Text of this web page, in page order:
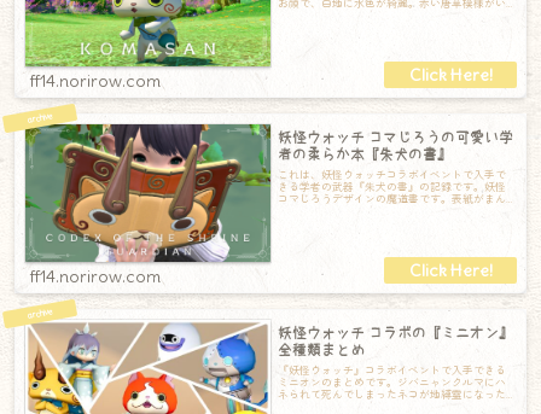
お顔で、白地に水色が綺麗。赤い唐草模様がい
いアクセントになっています。緑の唐草模様の
ff14.norirow.com
妖怪ウォッチ コマじろうの可愛い学
者の柔らか本『朱犬の書』
これは、妖怪ウォッチコラボイベントで入手で
きる学者の武器『朱犬の書』の記録です。妖怪
コマじろうデザインの魔道書です。表紙がまん
まコマじろうで本当に可愛らしい♪よく見ると
ff14.norirow.com
妖怪ウォッチ コラボの『ミニオン』
全種類まとめ
『妖怪ウォッチ』コラボイベントで入手できる
ミニオンのまとめです。ジバニャンクルマにハ
ネられて死んでしまったネコが地縛霊になった
姿。クルマにリベンジをするがいつも失敗して